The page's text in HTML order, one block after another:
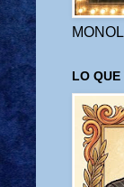
LO QUE